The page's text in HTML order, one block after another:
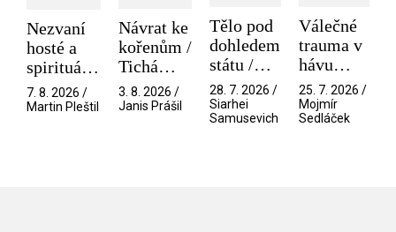
Nezvaní
hosté a
spirituální
narušitelé
z vesmíru
7. 8. 2026 /
Martin Pleštil
Návrat ke
kořenům /
Tichá
přítelkyně
3. 8. 2026 /
Janis Prášil
Tělo pod
dohledem
státu /
Pramen
28. 7. 2026 /
Siarhei
Samusevich
Válečné
trauma v
hávu
spektáklu
/ Odyssea
25. 7. 2026 /
Mojmír
Sedláček